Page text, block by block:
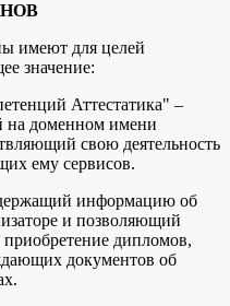
имеют для целей
значение:
Аттестатика" –
на доменном имени
свою деятельность
ему сервисов.
информацию об
и позволяющий
дипломов,
документов об